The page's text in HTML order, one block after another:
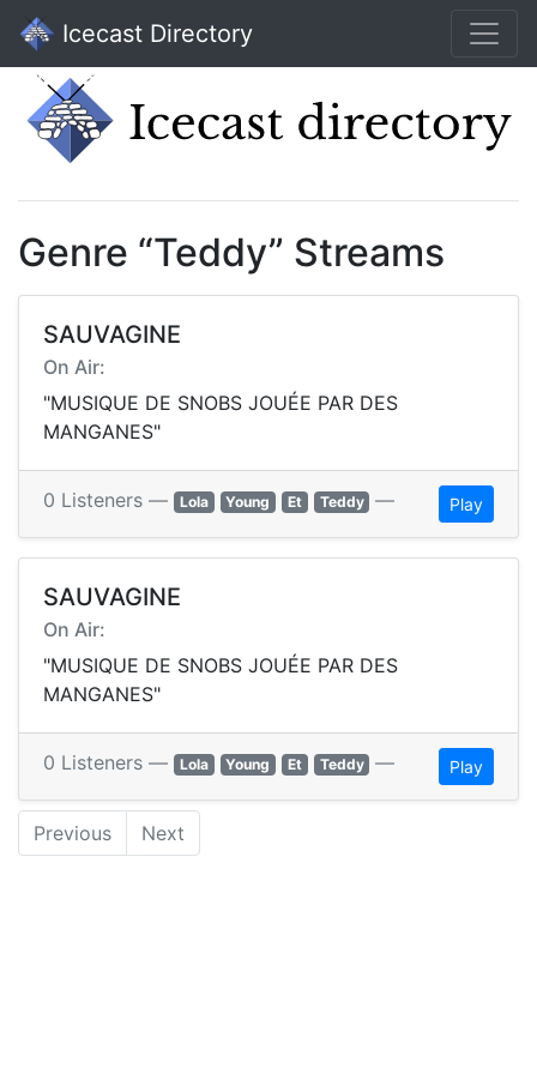
Icecast Directory
Genre “Teddy” Streams
SAUVAGINE
On Air:
"MUSIQUE DE SNOBS JOUÉE PAR DES
MANGANES"
0 Listeners — Lola Young Et Teddy — Play
SAUVAGINE
On Air:
"MUSIQUE DE SNOBS JOUÉE PAR DES
MANGANES"
0 Listeners — Lola Young Et Teddy — Play
Previous Next